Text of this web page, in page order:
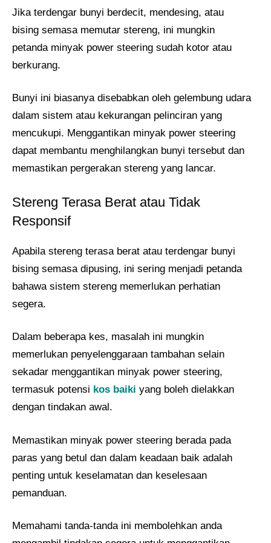
Jika terdengar bunyi berdecit, mendesing, atau
bising semasa memutar stereng, ini mungkin
petanda minyak power steering sudah kotor atau
berkurang.
Bunyi ini biasanya disebabkan oleh gelembung udara
dalam sistem atau kekurangan pelinciran yang
mencukupi. Menggantikan minyak power steering
dapat membantu menghilangkan bunyi tersebut dan
memastikan pergerakan stereng yang lancar.
Stereng Terasa Berat atau Tidak
Responsif
Apabila stereng terasa berat atau terdengar bunyi
bising semasa dipusing, ini sering menjadi petanda
bahawa sistem stereng memerlukan perhatian
segera.
Dalam beberapa kes, masalah ini mungkin
memerlukan penyelenggaraan tambahan selain
sekadar menggantikan minyak power steering,
termasuk potensi kos baiki yang boleh dielakkan
dengan tindakan awal.
Memastikan minyak power steering berada pada
paras yang betul dan dalam keadaan baik adalah
penting untuk keselamatan dan keselesaan
pemanduan.
Memahami tanda-tanda ini membolehkan anda